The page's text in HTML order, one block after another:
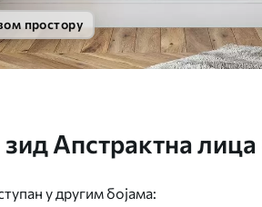
простору
зид Апстрактна
у другим бојама: